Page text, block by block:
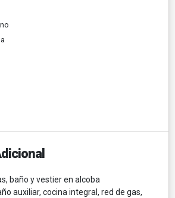
baño y vestier en alcoba
auxiliar, cocina integral, red de gas,